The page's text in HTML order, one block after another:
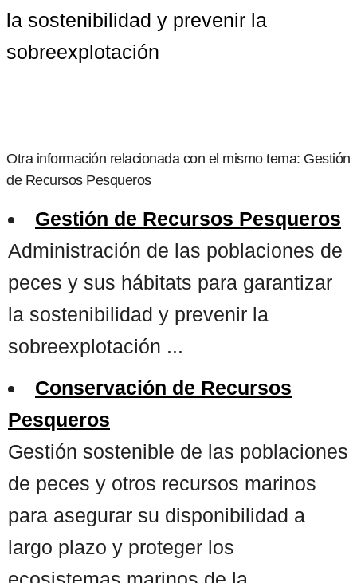
la sostenibilidad y prevenir la
sobreexplotación
Otra información relacionada con el mismo tema: Gestión
de Recursos Pesqueros
Gestión de Recursos Pesqueros
Administración de las poblaciones de
peces y sus hábitats para garantizar
la sostenibilidad y prevenir la
sobreexplotación ...
Conservación de Recursos
Pesqueros
Gestión sostenible de las poblaciones
de peces y otros recursos marinos
para asegurar su disponibilidad a
largo plazo y proteger los